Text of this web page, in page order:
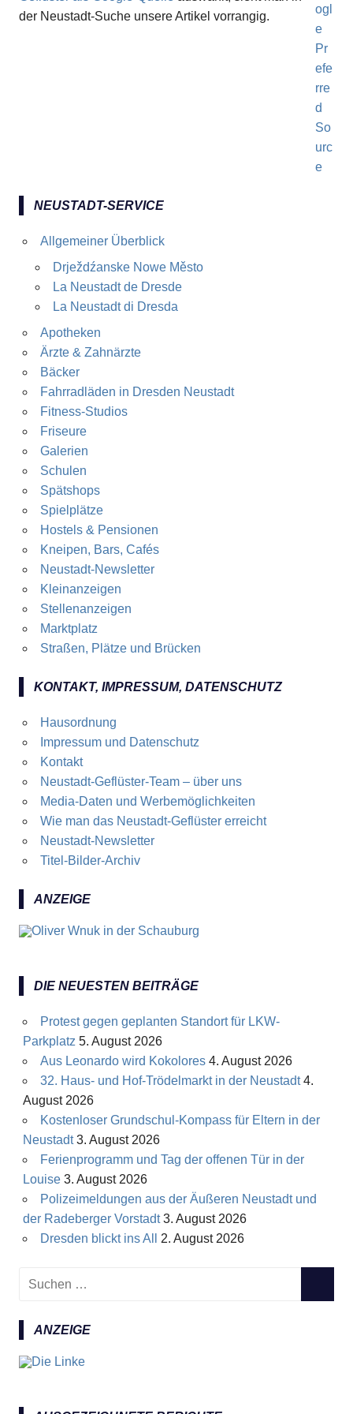
der Neustadt-Suche unsere Artikel vorrangig.
NEUSTADT-SERVICE
Allgemeiner Überblick
Drježdźanske Nowe Město
La Neustadt de Dresde
La Neustadt di Dresda
Apotheken
Ärzte & Zahnärzte
Bäcker
Fahrradläden in Dresden Neustadt
Fitness-Studios
Friseure
Galerien
Schulen
Spätshops
Spielplätze
Hostels & Pensionen
Kneipen, Bars, Cafés
Neustadt-Newsletter
Kleinanzeigen
Stellenanzeigen
Marktplatz
Straßen, Plätze und Brücken
KONTAKT, IMPRESSUM, DATENSCHUTZ
Hausordnung
Impressum und Datenschutz
Kontakt
Neustadt-Geflüster-Team – über uns
Media-Daten und Werbemöglichkeiten
Wie man das Neustadt-Geflüster erreicht
Neustadt-Newsletter
Titel-Bilder-Archiv
ANZEIGE
DIE NEUESTEN BEITRÄGE
Protest gegen geplanten Standort für LKW-
Parkplatz 5. August 2026
Aus Leonardo wird Kokolores 4. August 2026
32. Haus- und Hof-Trödelmarkt in der Neustadt 4.
August 2026
Kostenloser Grundschul-Kompass für Eltern in der
Neustadt 3. August 2026
Ferienprogramm und Tag der offenen Tür in der
Louise 3. August 2026
Polizeimeldungen aus der Äußeren Neustadt und
der Radeberger Vorstadt 3. August 2026
Dresden blickt ins All
2. August 2026
c
h
e
ANZEIGE